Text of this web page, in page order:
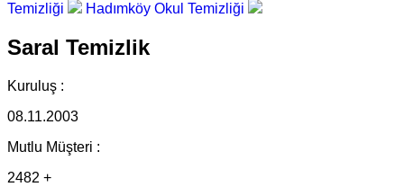
Temizliği
Hadımköy Okul Temizliği
Saral Temizlik
Kuruluş :
08.11.2003
Mutlu Müşteri :
2482 +